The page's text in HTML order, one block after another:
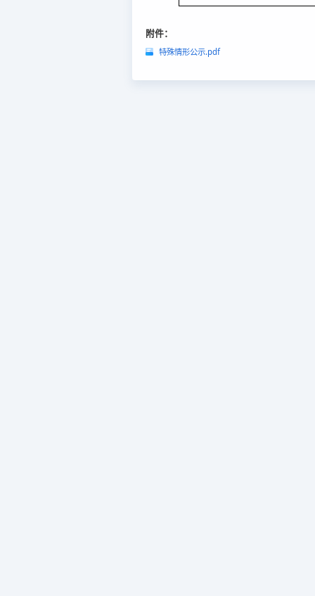
附件：
特殊情形公示.pdf